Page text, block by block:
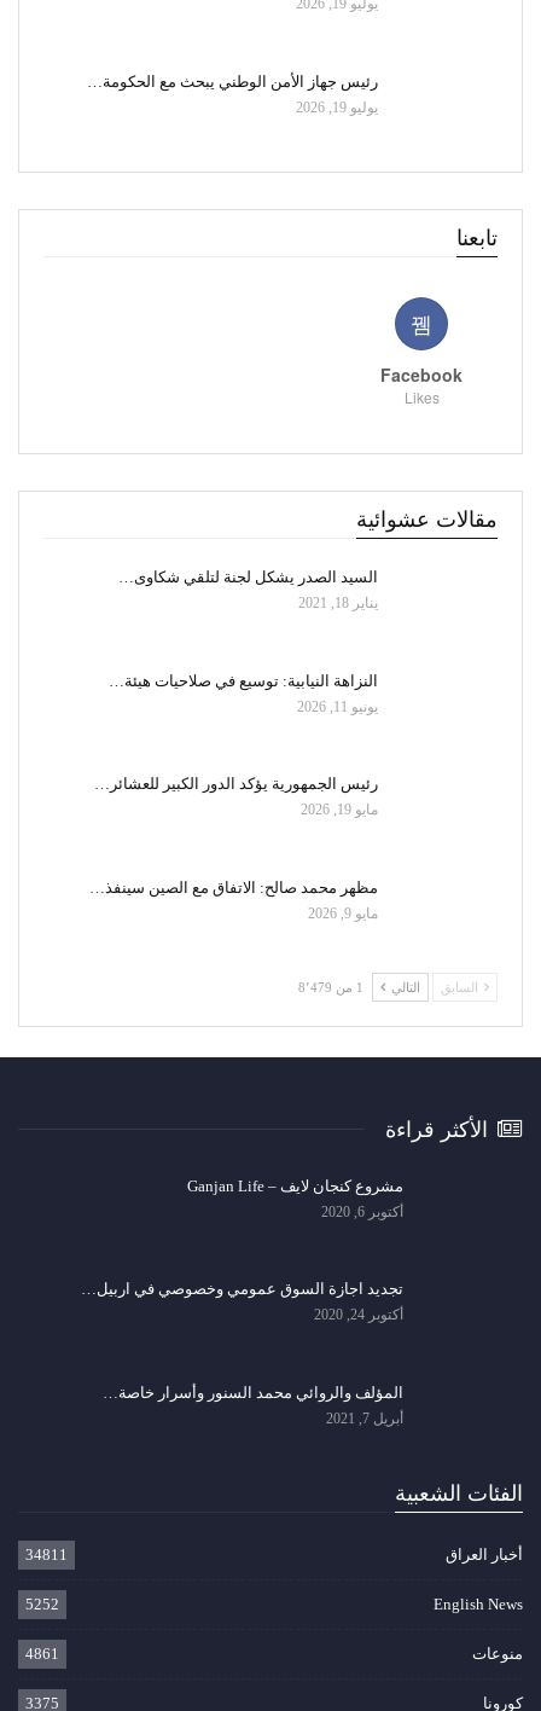
يوليو 19, 2026
رئيس جهاز الأمن الوطني يبحث مع الحكومة…
يوليو 19, 2026
تابعنا
Facebook
Likes
مقالات عشوائية
السيد الصدر يشكل لجنة لتلقي شكاوى…
يناير 18, 2021
النزاهة النيابية: توسيع في صلاحيات هيئة…
يونيو 11, 2026
رئيس الجمهورية يؤكد الدور الكبير للعشائر…
مايو 19, 2026
مظهر محمد صالح: الاتفاق مع الصين سينفذ…
مايو 9, 2026
السابق التالي 1 من 8٬479
الأكثر قراءة
مشروع كنجان لايف – Ganjan Life
أكتوبر 6, 2020
تجديد اجازة السوق عمومي وخصوصي في اربيل…
أكتوبر 24, 2020
المؤلف والروائي محمد السنور وأسرار خاصة…
أبريل 7, 2021
الفئات الشعبية
أخبار العراق 34811
English News
5252
منوعات 4861
كورونا 3375